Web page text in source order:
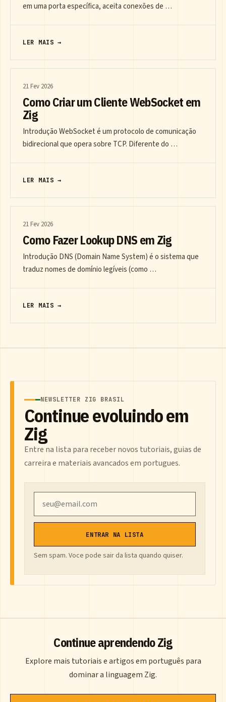
em uma porta específica, aceita conexões de …
LER MAIS →
21 Fev 2026
Como Criar um Cliente WebSocket em
Zig
Introdução WebSocket é um protocolo de comunicação
bidirecional que opera sobre TCP. Diferente do …
LER MAIS →
21 Fev 2026
Como Fazer Lookup DNS em Zig
Introdução DNS (Domain Name System) é o sistema que
traduz nomes de domínio legíveis (como …
LER MAIS →
NEWSLETTER ZIG BRASIL
Continue evoluindo em
Zig
Entre na lista para receber novos tutoriais, guias de
carreira e materiais avancados em portugues.
ENTRAR NA LISTA
Sem spam. Voce pode sair da lista quando quiser.
Continue aprendendo Zig
Explore mais tutoriais e artigos em português para
dominar a linguagem Zig.